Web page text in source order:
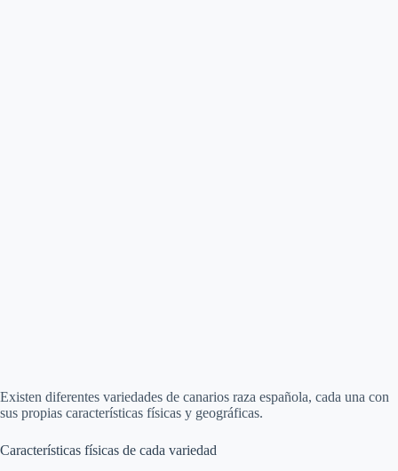
Existen diferentes variedades de canarios raza española, cada una con
sus propias características físicas y geográficas.
Características físicas de cada variedad